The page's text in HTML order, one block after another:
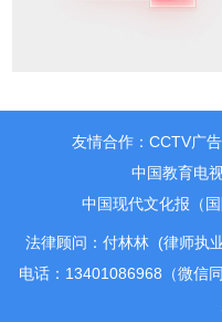
友情合作：CCTV广
中国教育电
中国现代文化报（
法律顾问：付林林 (律师执
电话：13401086968（微信同